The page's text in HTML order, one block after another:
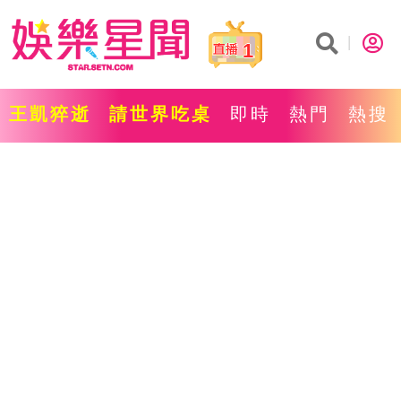
1
王凱猝逝 請世界吃桌 即時 熱門 熱搜